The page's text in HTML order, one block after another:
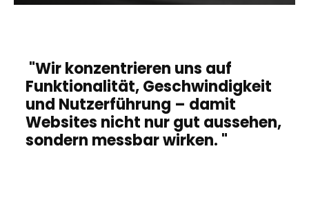
"Wir konzentrieren uns auf
Funktionalität, Geschwindigkeit
und Nutzerführung – damit
Websites nicht nur gut aussehen,
sondern messbar wirken. "